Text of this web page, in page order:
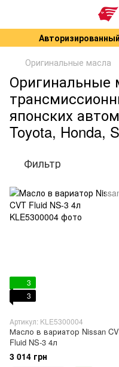
Оригинальные масла
Оригинальные
японских
Toyota, Honda,
Фильтр
3
3
Артикул: KLE5300004
Масло в вариатор Nissan
Fluid NS-3 4л
3 014 грн